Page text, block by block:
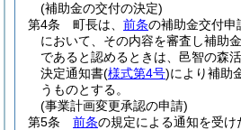
(補助金の交付の決定)
第4条
町長は、 前条の補助金交付申
において、その内容を審査し補助
であると認めるときは、邑智の森
決定通知書(様式第4号)により補助
うものとする。
(事業計画変更承認の申請)
第5条
前条の規定による通知を受